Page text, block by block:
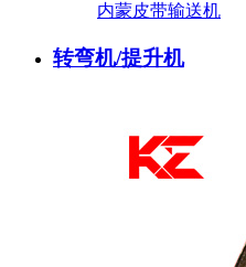
内蒙皮带输送机
转弯机/提升机